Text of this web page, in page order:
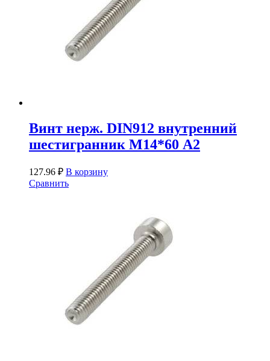
Винт нерж. DIN912 внутренний
шестигранник М14*60 А2
127.96 ₽ В корзину
Сравнить